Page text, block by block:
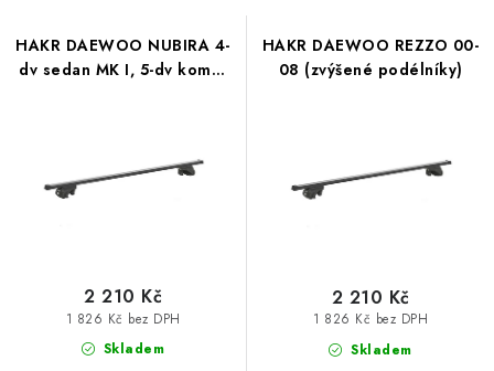
d
u
o
d
HAKR DAEWOO NUBIRA 4-
dv sedan MK I, 5-dv kombi
Skladem
1 826 Kč bez DPH
2 210 Kč
HAKR DAEWOO REZZO 00-
08 (zvýšené podélníky)
Skladem
1 826 Kč bez DPH
2 210 Kč